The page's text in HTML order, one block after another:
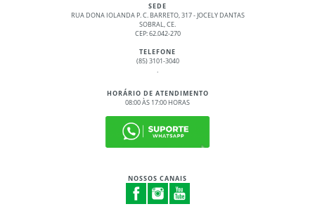
SEDE
RUA DONA IOLANDA P. C. BARRETO, 317 - JOCELY DANTAS
SOBRAL, CE.
CEP: 62.042-270
TELEFONE
(85) 3101-3040
.
HORÁRIO DE ATENDIMENTO
08:00 ÀS 17:00 HORAS
NOSSOS CANAIS